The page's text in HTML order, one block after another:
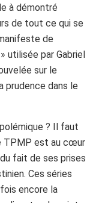
à démontré
de tout ce qui se
de
utilisée par Gabriel
sur le
prudence dans le
? Il faut
TPMP est au cœur
fait de ses prises
Ces séries
encore la